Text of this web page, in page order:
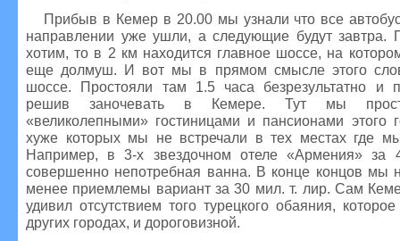
Прибыв в Кемер в 20.00 мы узнали что все
направлении уже ушли, а следующие будут завтра.
хотим, то в 2 км находится главное шоссе, на
еще долмуш. И вот мы в прямом смысле этого
шоссе. Простояли там 1.5 часа безрезультатно и
решив заночевать в Кемере. Тут мы
«великолепными» гостиницами и пансионами этого
хуже которых мы не встречали в тех местах где
Например, в 3-х звездочном отеле «Армения» за
совершенно непотребная ванна. В конце концов мы
менее приемлемы вариант за 30 мил. т. лир. Сам
удивил отсутствием того турецкого обаяния,
других городах, и дороговизной.